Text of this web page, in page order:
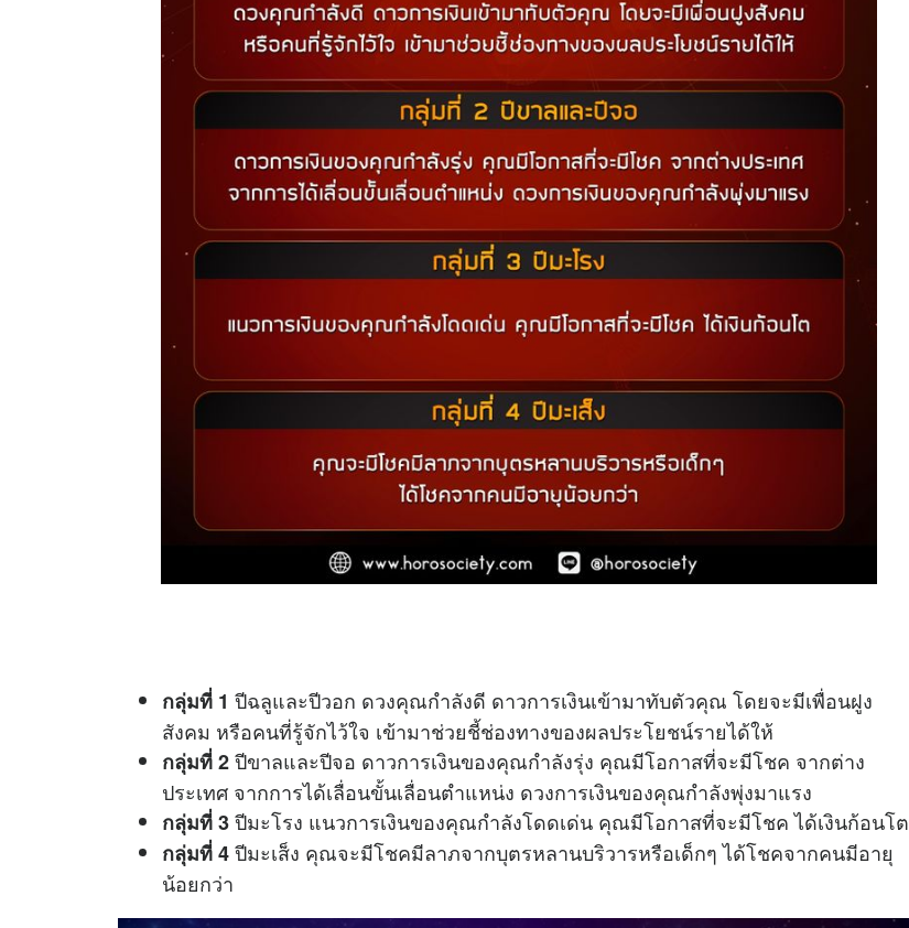
กลุ่มที่ 1 ปีฉลูและปีวอก ดวงคุณกำลังดี ดาวการเงินเข้ามาทับตัวคุณ โดยจะมีเพื่อนฝูง
สังคม หรือคนที่รู้จักไว้ใจ เข้ามาช่วยชี้ช่องทางของผลประโยชน์รายได้ให้
กลุ่มที่ 2ปีขาลและปีจอ ดาวการเงินของคุณกำลังรุ่ง คุณมีโอกาสที่จะมีโชค จากต่าง
ประเทศ จากการได้เลื่อนขั้นเลื่อนตำแหน่ง ดวงการเงินของคุณกำลังพุ่งมาแรง
กลุ่มที่ 3ปีมะโรง แนวการเงินของคุณกำลังโดดเด่น คุณมีโอกาสที่จะมีโชค ได้เงินก้อนโต
กลุ่มที่ 4ปีมะเส็ง คุณจะมีโชคมีลาภจากบุตรหลานบริวารหรือเด็กๆ ได้โชคจากคนมีอายุ
น้อยกว่า